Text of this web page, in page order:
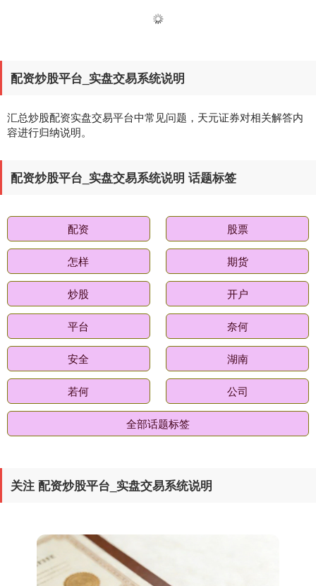
配资炒股平台_实盘交易系统说明
汇总炒股配资实盘交易平台中常见问题，天元证券对相关解答内
容进行归纳说明。
配资炒股平台_实盘交易系统说明 话题标签
配资 股票
怎样 期货
炒股 开户
平台 奈何
安全 湖南
若何 公司
全部话题标签
关注 配资炒股平台_实盘交易系统说明